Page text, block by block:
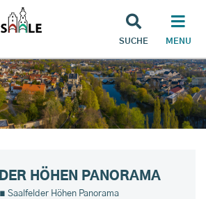
SUCHE MENU
HÖHEN PANORAMA
∎ Saalfelder Höhen Panorama